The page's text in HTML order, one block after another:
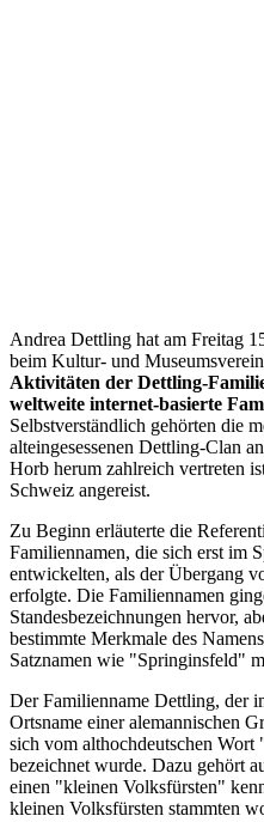
Andrea Dettling hat am Freitag
beim Kultur- und
Aktivitäten der Dettling-
weltweite internet-basierte
Selbstverständlich gehörten die
alteingesessenen Dettling-Clan
Horb herum zahlreich vertreten
Schweiz angereist.
Zu Beginn erläuterte die
Familiennamen, die sich erst im
entwickelten, als der Übergang
erfolgte. Die Familiennamen
Standesbezeichnungen hervor,
bestimmte Merkmale des
Satznamen wie "Springinsfeld"
Der Familienname Dettling, der
Ortsname einer alemannischen
sich vom althochdeutschen
bezeichnet wurde. Dazu gehört
einen "kleinen Volksfürsten"
kleinen Volksfürsten stammten